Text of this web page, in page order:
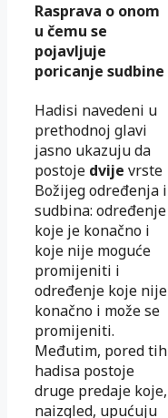
Rasprava o onom
u čemu se
pojavljuje
poricanje sudbine
Hadisi navedeni u
prethodnoj glavi
jasno ukazuju da
postoje dvije vrste
Božijeg određenja i
sudbina: određenje
koje je konačno i
koje nije moguće
promijeniti i
određenje koje nije
konačno i može se
promijeniti.
Međutim, pored tih
hadisa postoje
druge predaje koje,
naizgled, upućuju